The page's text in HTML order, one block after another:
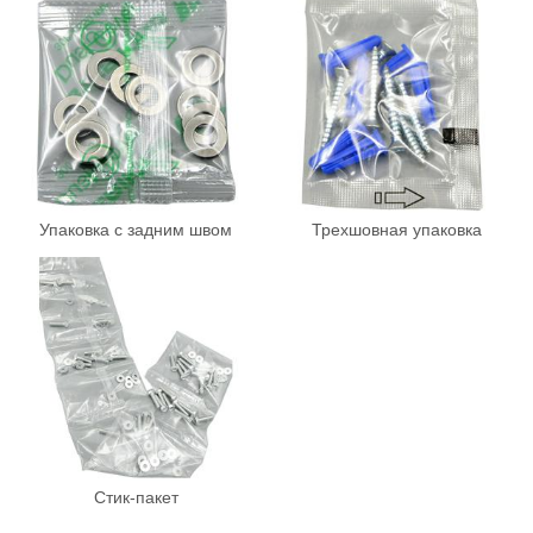
Упаковка с задним швом Трехшовная упаковка
Стик-пакет